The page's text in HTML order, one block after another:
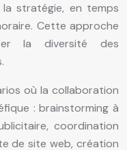
stratégie, en temps
Cette approche
la diversité des
où la collaboration
: brainstorming à
coordination
de site web, création